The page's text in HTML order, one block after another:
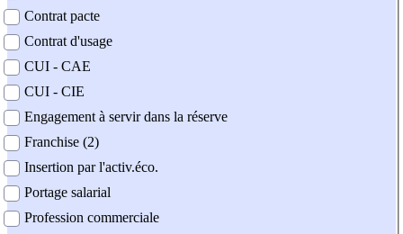
Contrat pacte
Contrat d'usage
CUI - CAE
CUI - CIE
Engagement à servir dans la réserve
Franchise (2)
Insertion par l'activ.éco.
Portage salarial
Profession commerciale